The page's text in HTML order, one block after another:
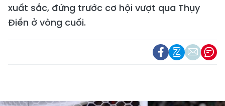
xuất sắc, đứng trước cơ hội vượt qua Thụy
Điển ở vòng cuối.